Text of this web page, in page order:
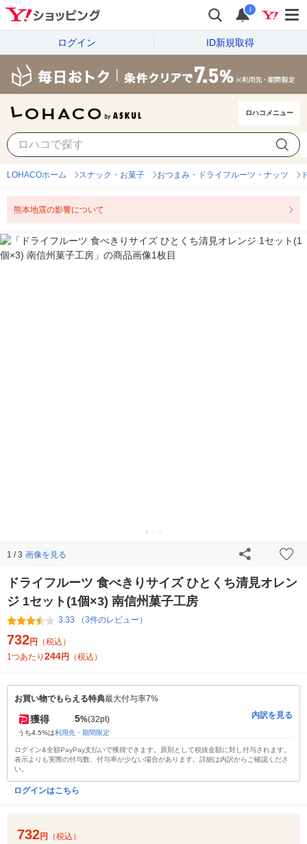
i
ログイン ID新規取得
ロハコメニュー
LOHACOホーム スナック・お菓子 おつまみ・ドライフルーツ・ナッツ
熊本地震の影響について
1 / 3 画像を見る
ドライフルーツ 食べきりサイズ ひとくち清見オレン
ジ 1セット(1個×3) 南信州菓子工房
3.33 （3件のレビュー）
732円
（税込）
1つあたり 244円 （税込）
お買い物でもらえる特典最大付与率7%
獲得 5%(32pt)
うち4.5%は利用先・期間限定
内訳を見る
ログイン&全額PayPay支払いで獲得できます。原則として税抜金額に対し付与されます。
表示よりも実際の付与数、付与率が少ない場合があります。詳細は内訳からご確認くださ
い。
ログインはこちら
732円
（税込）